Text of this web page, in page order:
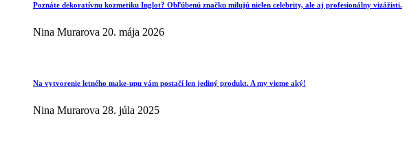
Poznáte dekoratívnu kozmetiku Inglot? Obľúbenú značku milujú nielen celebrity, ale aj profesionálny vizážisti.
Nina Murarova 20. mája 2026
Na vytvorenie letného make-upu vám postačí len jediný produkt. A my vieme aký!
Nina Murarova 28. júla 2025